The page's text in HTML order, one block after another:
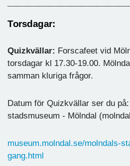
Torsdagar:
Quizkvällar: Forscafeet vid
torsdagar kl 17.30-19.00.
samman kluriga frågor.
Datum för Quizkvällar ser du
stadsmuseum - Mölndal
museum.molndal.se/molndals-
gang.html